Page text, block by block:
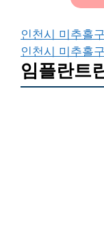
인천시 미추홀
인천시 미추홀
임플란트